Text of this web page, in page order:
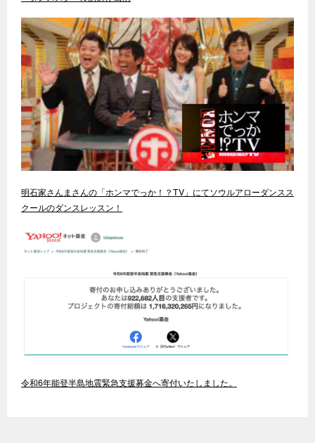
明石家さんまさんの「ホンマでっか！？TV」にてソウルアローダンスス
クールのダンスレッスン！
令和6年能登半島地震緊急支援募金へ寄付いたしました。